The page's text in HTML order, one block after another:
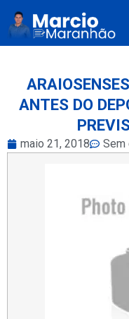
ANTES DO
maio 21, 2018 Sem